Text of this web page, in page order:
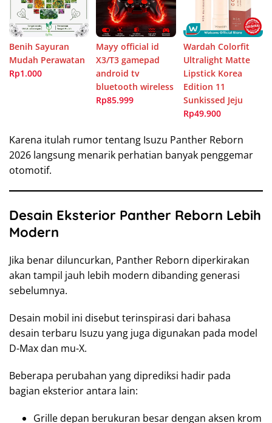
Benih Sayuran
Mudah Perawatan
Rp1.000
Mayy official id
X3/T3 gamepad
android tv
bluetooth wireless
Rp85.999
Wardah Colorfit
Ultralight Matte
Lipstick Korea
Edition 11
Sunkissed Jeju
Rp49.900
Karena itulah rumor tentang Isuzu Panther Reborn
2026 langsung menarik perhatian banyak penggemar
otomotif.
Desain Eksterior Panther Reborn Lebih
Modern
Jika benar diluncurkan, Panther Reborn diperkirakan
akan tampil jauh lebih modern dibanding generasi
sebelumnya.
Desain mobil ini disebut terinspirasi dari bahasa
desain terbaru Isuzu yang juga digunakan pada model
D-Max dan mu-X.
Beberapa perubahan yang diprediksi hadir pada
bagian eksterior antara lain:
Grille depan berukuran besar dengan aksen krom